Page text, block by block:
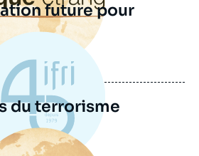
future pour
du terrorisme